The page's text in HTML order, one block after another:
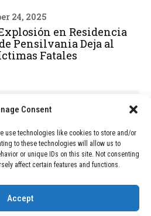
Consent
use technologies like cookies to store and/or
to these technologies will allow us to
or unique IDs on this site. Not consenting
affect certain features and functions.
Accept
24, 2025
en Residencia
Pensilvania Deja al
Fatales